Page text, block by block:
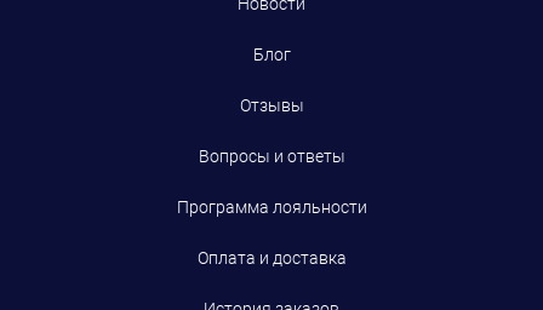
Новости
Блог
Отзывы
Вопросы и ответы
Программа лояльности
Оплата и доставка